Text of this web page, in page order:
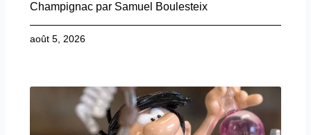
Champignac par Samuel Boulesteix
août 5, 2026